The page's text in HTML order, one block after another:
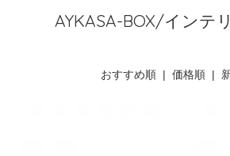
AYKASA-BOX/インテ
おすすめ順 | 価格順 |